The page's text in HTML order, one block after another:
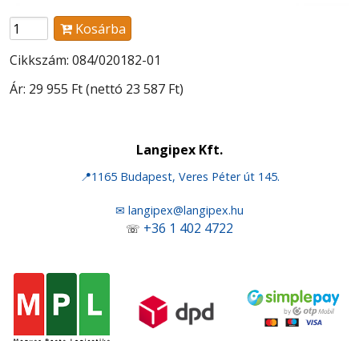
Kosárba
Cikkszám: 084/020182-01
Ár: 29 955 Ft(nettó 23 587 Ft)
Langipex Kft.
📍1165 Budapest, Veres Péter út 145.
✉ langipex@langipex.hu
☏ +36 1 402 4722